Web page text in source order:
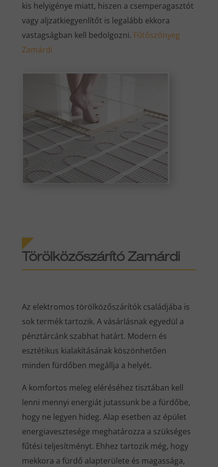
kis helyigénye miatt, hiszen a csemperagasztót
vagy aljzatkiegyenlítőt is legalább ekkora
vastagságban kell bedolgozni. Fűtőszőnyeg
Zamárdi
Törölközőszárító Zamárdi
Az elektromos törölközőszárítók családjába is
sok termék tartozik. A vásárlásnak egyedül a
pénztárcánk szabhat határt. Modern és
esztétikus kialakításának köszönhetően
minden fürdőben megállja a helyét.
A komfortos meleg eléréséhez tisztában kell
lenni mennyi energiát jutassunk be a fürdőbe,
hogy ne legyen hideg. Alap esetben az épület
energiavesztesége meghatározza a szükséges
fűtési teljesítményt. Ehhez tartozik még, hogy
mekkora a fürdő alapterülete és magassága,